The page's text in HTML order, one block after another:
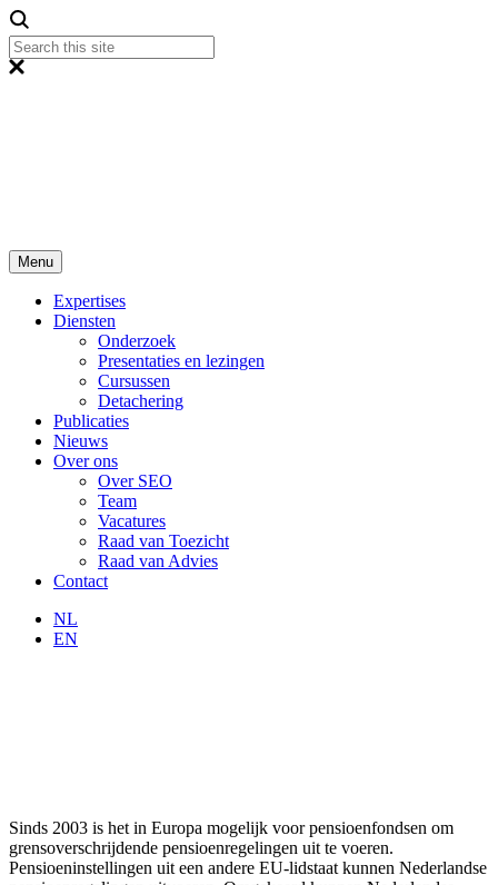
Menu
Expertises
Diensten
Onderzoek
Presentaties en lezingen
Cursussen
Detachering
Publicaties
Nieuws
Over ons
Over SEO
Team
Vacatures
Raad van Toezicht
Raad van Advies
Contact
NL
EN
Sinds 2003 is het in Europa mogelijk voor pensioenfondsen om
grensoverschrijdende pensioenregelingen uit te voeren.
Pensioeninstellingen uit een andere EU-lidstaat kunnen Nederlandse